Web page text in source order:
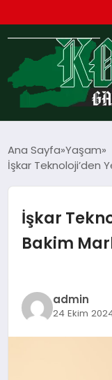
EKONOMI
SPOR
SIYASET
Ana Sayfa Yaşam
İşkar Teknoloji’den
İşkar
Bakim
admin
24 Ekim